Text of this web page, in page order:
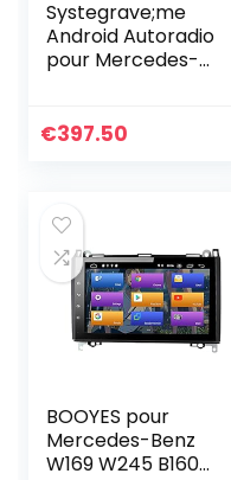
Systegrave;me
Android Autoradio
pour Mercedes-
2008 2009 2010
€397.50
BOOYES pour
Mercedes-Benz
W169 W245 B160